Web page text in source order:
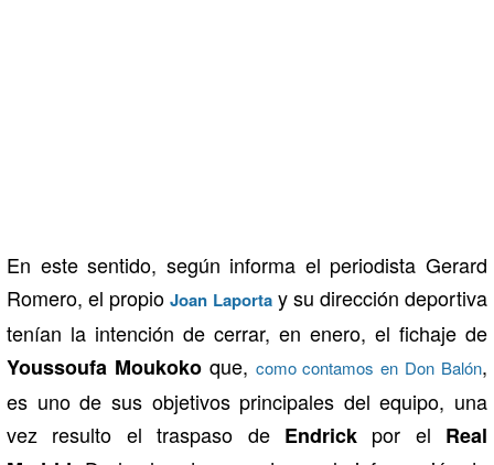
En este sentido, según informa el periodista Gerard
Romero, el propioJoan Laportay su dirección deportiva
tenían la intención de cerrar, en enero, el fichaje de
Youssoufa Moukokoque, como contamos en Don Balón,
es uno de sus objetivos principales del equipo, una
vez resulto el traspaso de Endrickpor el Real